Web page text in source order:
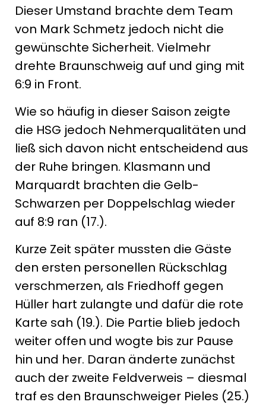
Dieser Umstand brachte dem Team
von Mark Schmetz jedoch nicht die
gewünschte Sicherheit. Vielmehr
drehte Braunschweig auf und ging mit
6:9 in Front.
Wie so häufig in dieser Saison zeigte
die HSG jedoch Nehmerqualitäten und
ließ sich davon nicht entscheidend aus
der Ruhe bringen. Klasmann und
Marquardt brachten die Gelb-
Schwarzen per Doppelschlag wieder
auf 8:9 ran (17.).
Kurze Zeit später mussten die Gäste
den ersten personellen Rückschlag
verschmerzen, als Friedhoff gegen
Hüller hart zulangte und dafür die rote
Karte sah (19.). Die Partie blieb jedoch
weiter offen und wogte bis zur Pause
hin und her. Daran änderte zunächst
auch der zweite Feldverweis – diesmal
traf es den Braunschweiger Pieles (25.)